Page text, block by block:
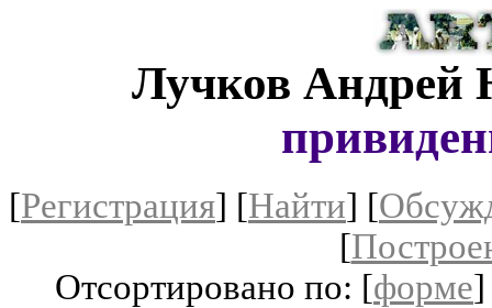
Лучков
[Регистрация] [Найти] [
[
Отсортировано по: [форме